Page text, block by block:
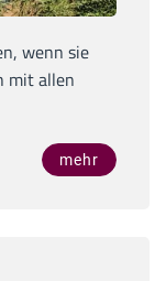
wenn sie
mit allen
mehr